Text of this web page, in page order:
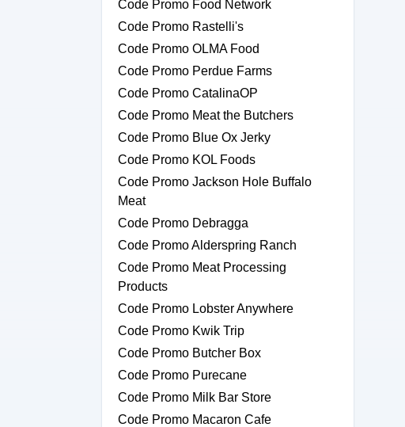
Code Promo Food Network
Code Promo Rastelli's
Code Promo OLMA Food
Code Promo Perdue Farms
Code Promo CatalinaOP
Code Promo Meat the Butchers
Code Promo Blue Ox Jerky
Code Promo KOL Foods
Code Promo Jackson Hole Buffalo
Meat
Code Promo Debragga
Code Promo Alderspring Ranch
Code Promo Meat Processing
Products
Code Promo Lobster Anywhere
Code Promo Kwik Trip
Code Promo Butcher Box
Code Promo Purecane
Code Promo Milk Bar Store
Code Promo Macaron Cafe